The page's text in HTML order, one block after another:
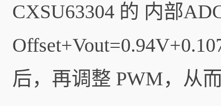
CXSU63304 的 内部
后，再调整 PWM，从